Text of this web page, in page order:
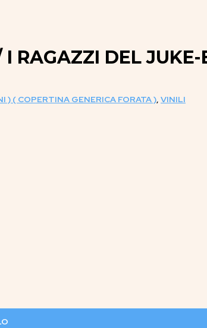
I RAGAZZI DEL JUKE-
) ( COPERTINA GENERICA FORATA ), VINILI